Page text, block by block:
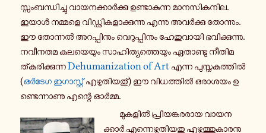
സ്സം­ബ­ന്ധി­ച്ചു വാ­യ­ന­ക്കാർ­ക്കു ഉ­ണ്ടാ­കു­ന്ന മാ­ന­സി­ക­നി­ല.
ഇയാൾ ന­മ്മ­ളെ വി­ഡ്ഢി­ക­ളാ­ക്കു­ന്നു എന്നു അ­വർ­ക്കു തോ­ന്നും.
ഈ തോ­ന്നൽ അ­റ­പ്പി­നും വെ­റു­പ്പി­നും ഹേ­തു­വാ­യി ഭ­വി­ക്കു­ന്നു.
ന­വീ­ന­ത­മ ക­ല­യെ­യും സാ­ഹി­ത്യ­ത്തെ­യും ഏ­താ­ണ്ടു നീ­തി­മ­
ത്ക­രി­ക്കു­ന്നDehumanization of Art എന്ന പു­സ്ത­ക­ത്തിൽ
(ഒർടേഗ ഇ­ഗാ­സ്റ്റ്എ­ഴു­തി­യ­തു്) ഈ വി­ധ­ത്തിൽ ഒ­രാ­ശ­യം ഉ­
ണ്ടെ­ന്നാ­ണു എന്റെ ഓർമ്മ.
മു­ക­ളിൽ പ്രി­യ­ങ്ക­ര­രാ­യ വാ­യ­ന­
ക്കാർ എ­ന്നെ­ഴു­തി­യ­തു എ­ഴു­ത്തു­കാ­ര­നു